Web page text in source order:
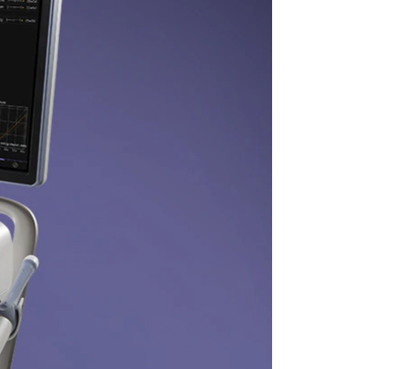
establece los límites.
Excelente soporte técnico
Experimente más. Más soluciones
de soporte técnico orientadas al
futuro.